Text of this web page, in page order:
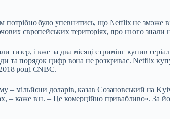
потрібно було упевнитись, що Netflix не зможе
європейських територіях, про нього
тизер, і вже за два місяці стримінг купив
та порядок цифр вона не розкриває. Netflix
році CNBC.
– мільйони доларів, казав Созановський на
– каже він. – Це комерційно привабливо». За